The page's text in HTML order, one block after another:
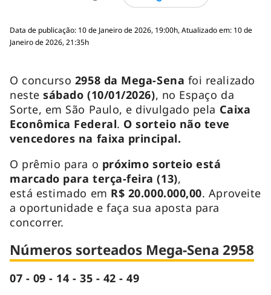
Data de publicação: 10 de Janeiro de 2026, 19:00h, Atualizado em: 10 de
Janeiro de 2026, 21:35h
O concurso 2958 da Mega-Sena foi realizado
nestesábado (10/01/2026), no Espaço da
Sorte, em São Paulo, e divulgado pela Caixa
Econômica Federal. O sorteio não teve
vencedores na faixa principal.
O prêmio para o próximo sorteio está
marcado para terça-feira (13),
está estimado em R$ 20.000.000,00. Aproveite
a oportunidade e faça sua aposta para
concorrer.
Números sorteados Mega-Sena 2958
07 - 09 - 14 - 35 - 42 - 49